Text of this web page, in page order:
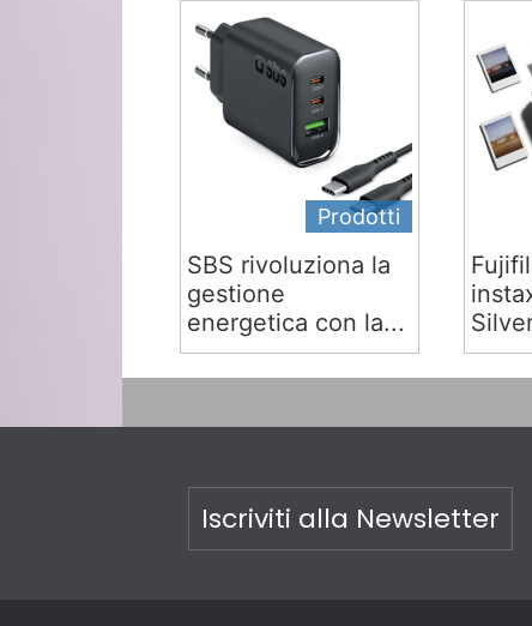
Prodotti
SBS rivoluziona la
gestione
energetica con la...
Iscriviti alla Newsletter